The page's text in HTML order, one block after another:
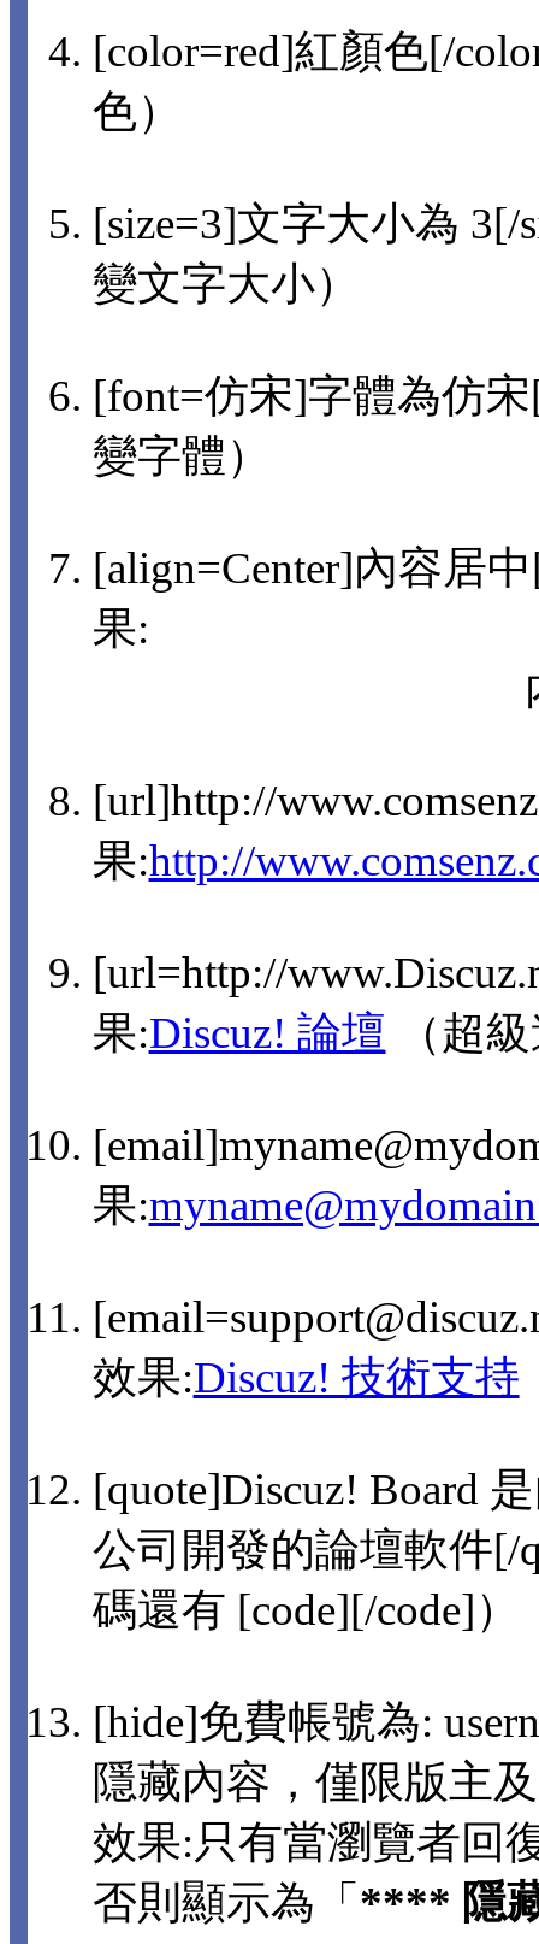
[color=red]紅顏色[/
色）
[size=3]文字大小為
變文字大小）
[font=仿宋]字體為仿
變字體）
[align=Center]內容居
果:
[url]http://
果:http://
[url=http://
果:Discuz! 論壇 （超
果:
效果:Discuz! 技術支持
[quote]Discuz! Board
公司開發的論壇軟件
碼還有 [code][/code]）
[hide]免費帳號為:
隱藏內容，僅限版主
效果:只有當瀏覽者回
否則顯示為「 **** 隱